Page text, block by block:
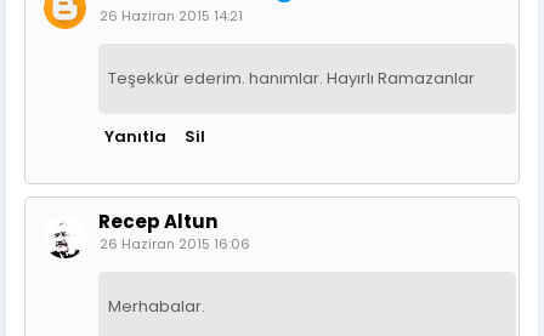
26 Haziran 2015 14:21
Teşekkür ederim. hanımlar. Hayırlı Ramazanlar
Yanıtla Sil
Recep Altun
26 Haziran 2015 16:06
Merhabalar.